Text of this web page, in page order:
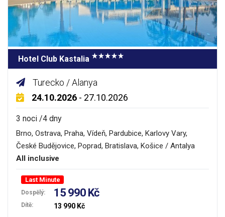
Hotel Club Kastalia
Turecko / Alanya
24.10.2026 - 27.10.2026
3 noci /4 dny
Brno, Ostrava, Praha, Vídeň, Pardubice, Karlovy Vary,
České Budějovice, Poprad, Bratislava, Košice / Antalya
All inclusive
Last Minute
Dospělý: 15 990 Kč
Dítě: 13 990 Kč